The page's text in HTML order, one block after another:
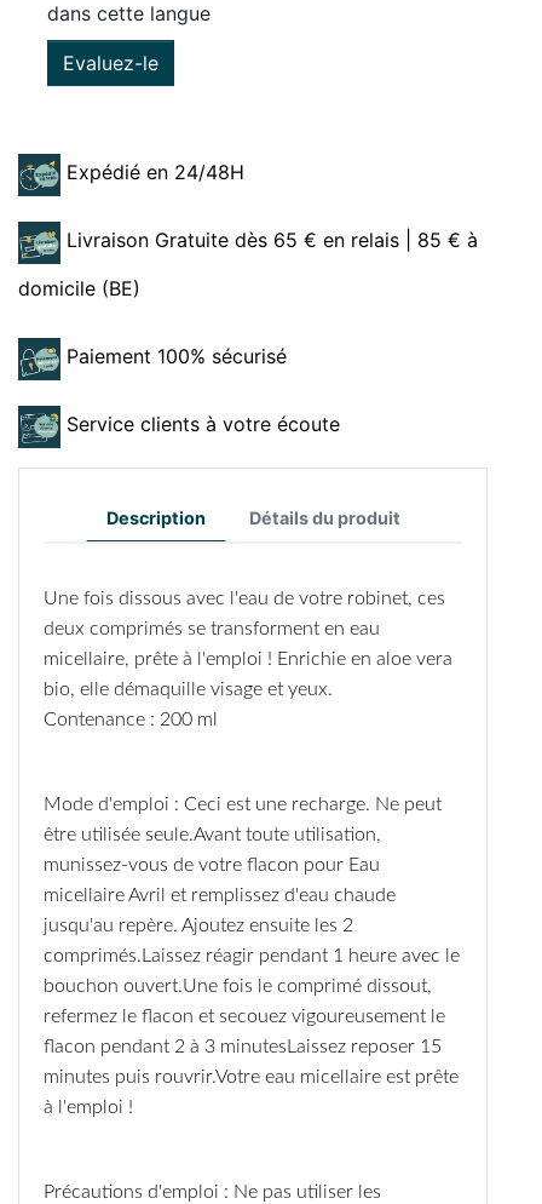
dans cette langue
Evaluez-le
Expédié en 24/48H
Livraison Gratuite dès 65 € en relais | 85 € à
domicile (BE)
Paiement 100% sécurisé
Service clients à votre écoute
Description Détails du produit
Une fois dissous avec l'eau de votre robinet, ces
deux comprimés se transforment en eau
micellaire, prête à l'emploi ! Enrichie en aloe vera
bio, elle démaquille visage et yeux.
Contenance : 200 ml
Mode d'emploi : Ceci est une recharge. Ne peut
être utilisée seule.Avant toute utilisation,
munissez-vous de votre flacon pour Eau
micellaire Avril et remplissez d'eau chaude
jusqu'au repère. Ajoutez ensuite les 2
comprimés.Laissez réagir pendant 1 heure avec le
bouchon ouvert.Une fois le comprimé dissout,
refermez le flacon et secouez vigoureusement le
flacon pendant 2 à 3 minutesLaissez reposer 15
minutes puis rouvrir.Votre eau micellaire est prête
à l'emploi !
Précautions d'emploi : Ne pas utiliser les